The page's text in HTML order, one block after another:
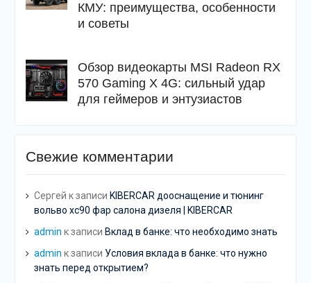
КМУ: преимущества, особенности
и советы
Обзор видеокарты MSI Radeon RX
570 Gaming X 4G: сильный удар
для геймеров и энтузиастов
Свежие комментарии
Сергей к записи KIBERCAR дооснащение и тюнинг
вольво хс90 фар салона дизеля | KIBERCAR
admin к записи Вклад в банке: что необходимо знать
admin к записи Условия вклада в банке: что нужно
знать перед открытием?